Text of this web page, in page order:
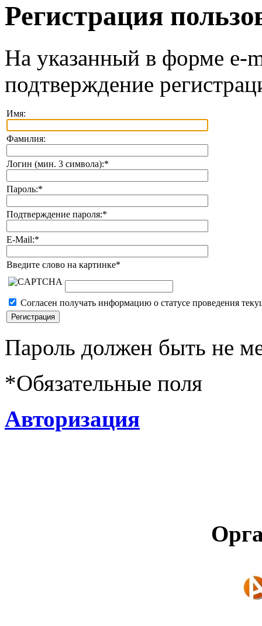
Регистрация
На указанный в форме e-
подтверждение
Имя:
Фамилия:
Логин (мин. 3 символа):*
Пароль:*
Подтверждение пароля:*
E-Mail:*
Введите слово на картинке*
Согласен получать информацию о статусе проведения
Пароль должен быть не
*Обязательные поля
Авторизация